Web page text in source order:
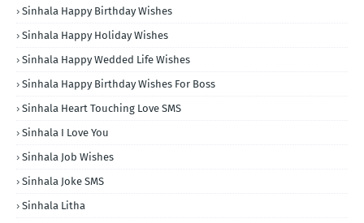
Sinhala Happy Birthday Wishes
Sinhala Happy Holiday Wishes
Sinhala Happy Wedded Life Wishes
Sinhala Happy Birthday Wishes For Boss
Sinhala Heart Touching Love SMS
Sinhala I Love You
Sinhala Job Wishes
Sinhala Joke SMS
Sinhala Litha